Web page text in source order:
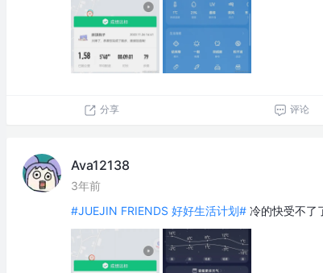
分享 评论
Ava12138
3年前
#JUEJIN FRIENDS 好好生活计划# 冷的快受不了